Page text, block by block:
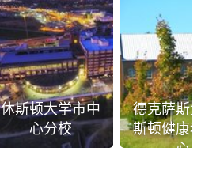
休斯顿大学市中
心分校
德克萨斯
斯顿健康
心